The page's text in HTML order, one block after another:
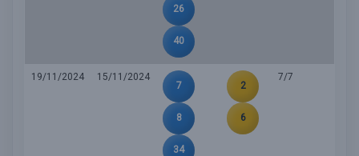
26
40
19/11/2024
15/11/2024
7
8
34
2
6
7/7